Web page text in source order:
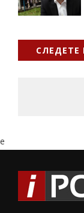
СЛЕДЕТЕ
e